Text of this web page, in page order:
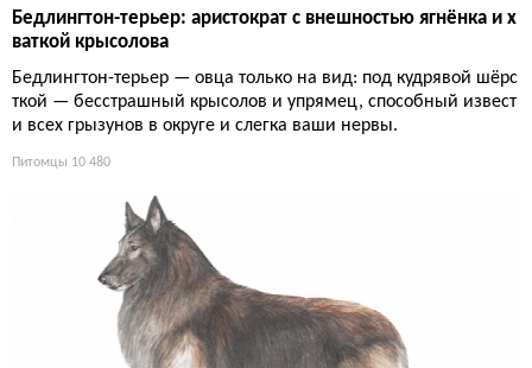
Бедлингтон-терьер: аристократ с внешностью ягнёнка и х
ваткой крысолова
Бедлингтон-терьер — овца только на вид: под кудрявой шёрс
ткой — бесстрашный крысолов и упрямец, способный извест
и всех грызунов в округе и слегка ваши нервы.
Питомцы 10 480